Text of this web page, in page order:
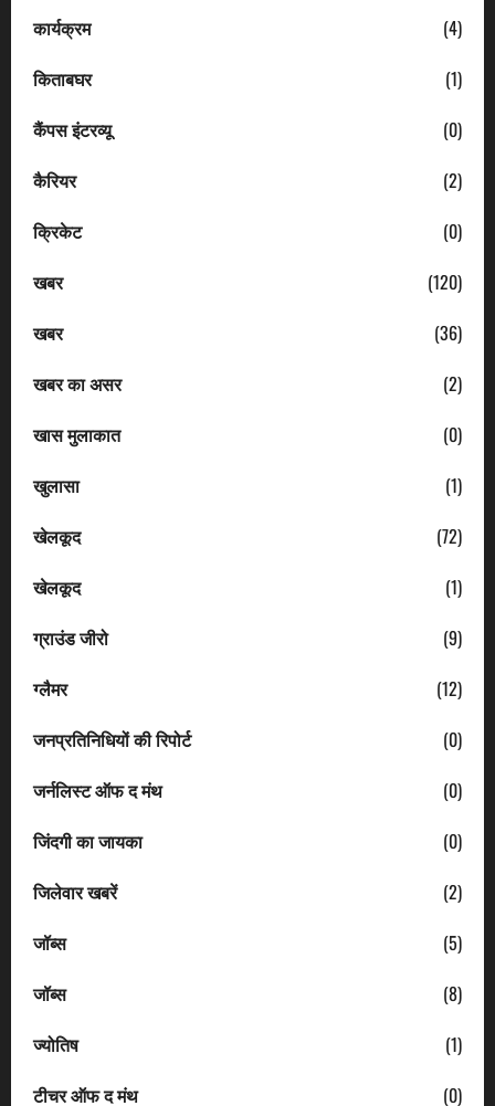
कार्यक्रम
(4)
किताबघर
(1)
कैंपस इंटरव्यू
(0)
कैरियर
(2)
क्रिकेट
(0)
खबर
(120)
खबर
(36)
खबर का असर
(2)
खास मुलाकात
(0)
खुलासा
(1)
खेलकूद
(72)
खेलकूद
(1)
ग्राउंड जीरो
(9)
ग्लैमर
(12)
जनप्रतिनिधियों की रिपोर्ट
(0)
जर्नलिस्ट ऑफ द मंथ
(0)
जिंदगी का जायका
(0)
जिलेवार खबरें
(2)
जॉब्स
(5)
जॉब्स
(8)
ज्योतिष
(1)
टीचर ऑफ द मंथ
(0)